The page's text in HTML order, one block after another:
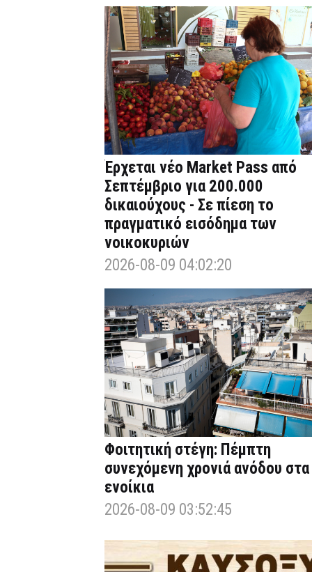
Έρχεται νέο Market Pass από
Σεπτέμβριο για 200.000
δικαιούχους - Σε πίεση το
πραγματικό εισόδημα των
νοικοκυριών
2026-08-09 04:02:20
Φοιτητική στέγη: Πέμπτη
συνεχόμενη χρονιά ανόδου στα
ενοίκια
2026-08-09 03:52:45